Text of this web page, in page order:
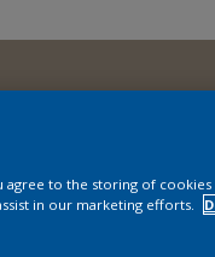
agree to the storing of
in our marketing efforts.